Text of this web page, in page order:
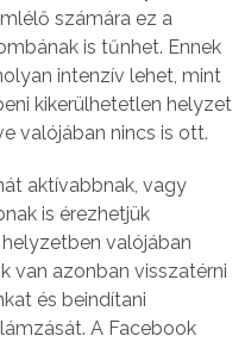
számára ez a
is tűnhet. Ennek
intenzív lehet, mint
kikerülhetetlen helyzet
valójában nincs is ott.
aktívabbnak, vagy
is érezhetjük
valójában
van azonban visszatérni
és beindítani
A Facebook